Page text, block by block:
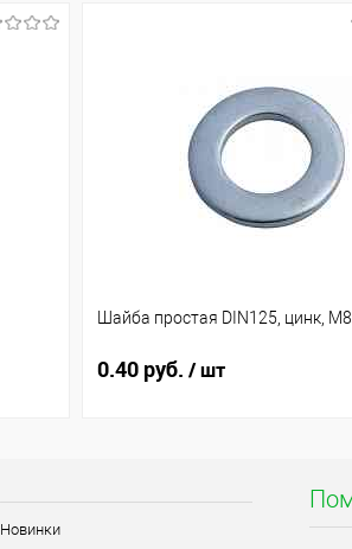
Шайба простая DIN125, цинк,
0.40 руб. / шт
Новинки